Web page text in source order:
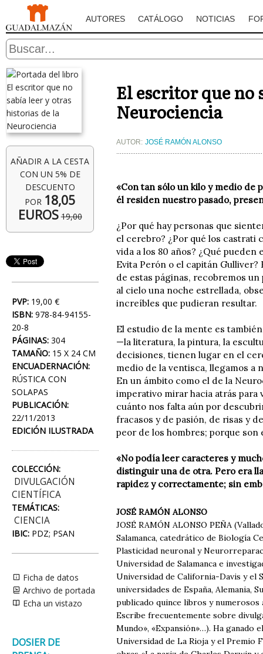
AUTORES CATÁLOGO NOTICIAS
AÑADIR A LA CESTA
CON UN 5% DE
DESCUENTO
POR 18,05
EUROS 19,00
PVP: 19,00 €
ISBN: 978-84-94155-
20-8
PÁGINAS: 304
TAMAÑO: 15 X 24 CM
ENCUADERNACIÓN:
RÚSTICA CON
SOLAPAS
PUBLICACIÓN:
22/11/2013
EDICIÓN ILUSTRADA
COLECCIÓN:
DIVULGACIÓN
CIENTÍFICA
TEMÁTICAS:
CIENCIA
IBIC: PDZ; PSAN
Ficha de datos
Archivo de portada
Echa un vistazo
DOSIER DE
El escritor que no
Neurociencia
AUTOR: JOSÉ RAMÓN ALONSO
«Con tan sólo un kilo y medio de
él residen nuestro pasado,
¿Por qué hay personas que
el cerebro? ¿Por qué los castrati
vida a los 80 años? ¿Qué
Evita Perón o el capitán
de estas páginas, recobremos
al cielo una noche estrellada,
increíbles que pudieran resultar.
El estudio de la mente es
—la literatura, la pintura, la
decisiones, tienen lugar en el
medio de la ventisca, llegamos a
En un ámbito como el de la
imperativo mirar hacia atrás
cuánto nos falta aún por
fracasos y de pasión, de risas y
peor de los hombres; porque
«No podía leer caracteres y
distinguir una de otra. Pero era
rapidez y correctamente; sin
JOSÉ RAMÓN ALONSO
JOSÉ RAMÓN ALONSO PEÑA
Salamanca, catedrático de Biología
Plasticidad neuronal y
Universidad de Salamanca e
Universidad de California-Davis y el
universidades de España, Alemania,
publicado quince libros y
Escribe frecuentemente sobre
Mundo», «Expansión»…). Ha ganado
Universidad de La Rioja y el Premio